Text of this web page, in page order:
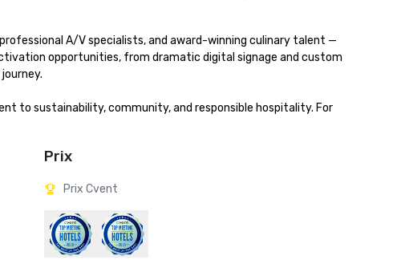
A/V specialists, and award-winning culinary talent —
opportunities, from dramatic digital signage and custom
to sustainability, community, and responsible hospitality. For
Prix
Prix Cvent